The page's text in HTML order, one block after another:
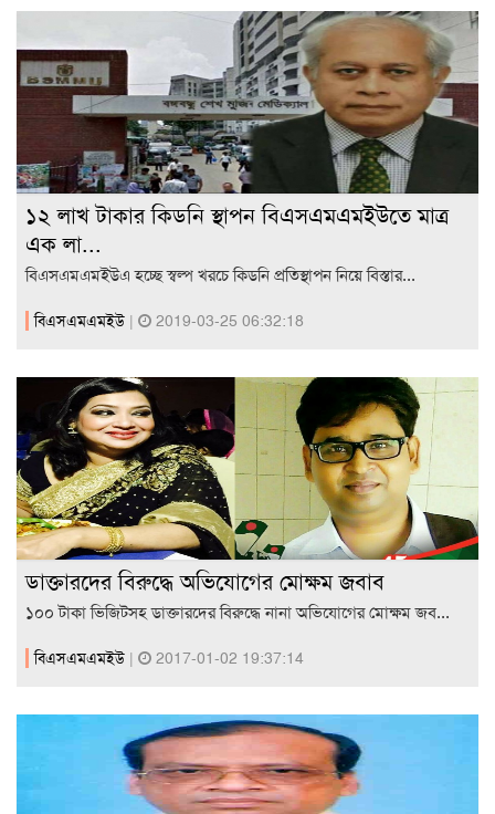
১২ লাখ টাকার কিডনি স্থাপন বিএসএমএমইউতে মাত্র
এক লা...
বিএসএমএমইউএ হচ্ছে স্বল্প খরচে কিডনি প্রতিস্থাপন নিয়ে বিস্তার...
বিএসএমএমইউ | 2019-03-25 06:32:18
ডাক্তারদের বিরুদ্ধে অভিযোগের মোক্ষম জবাব
১০০ টাকা ভিজিটসহ ডাক্তারদের বিরুদ্ধে নানা অভিযোগের মোক্ষম জব...
বিএসএমএমইউ | 2017-01-02 19:37:14